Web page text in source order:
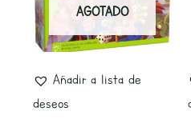
AGOTADO
Añadir a lista de
deseos